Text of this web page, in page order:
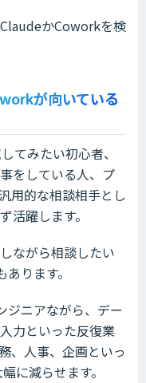
かCoworkを検
が向いている
てみたい初心者、
をしている人、プ
用的な相談相手とし
活躍します。
ながら相談したい
ります。
ニアながら、デー
力といった反復業
、人事、企画といっ
に減らせます。